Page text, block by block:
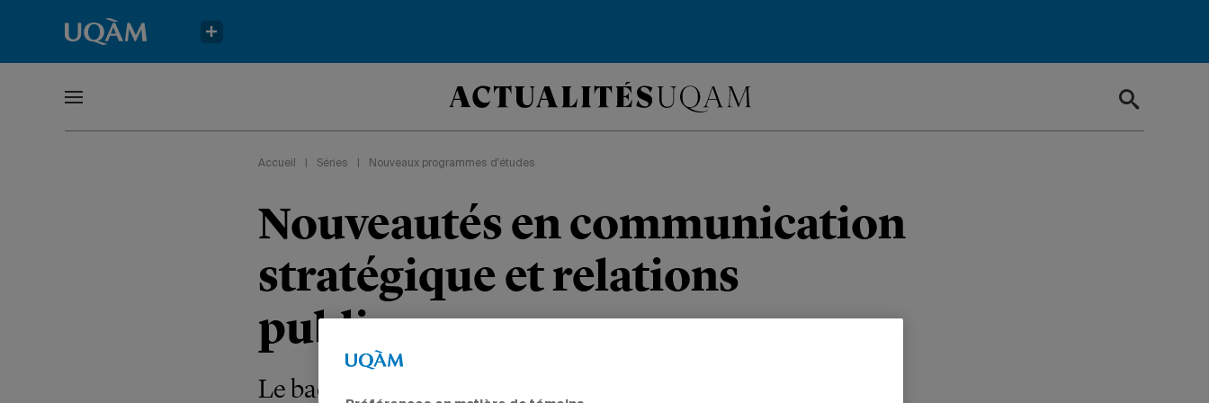
Accueil Séries Nouveaux programmes d'études
Nouveautés en communication
stratégique et relations
publiques
Le baccalauréat change de nom et propose deux nouvelles